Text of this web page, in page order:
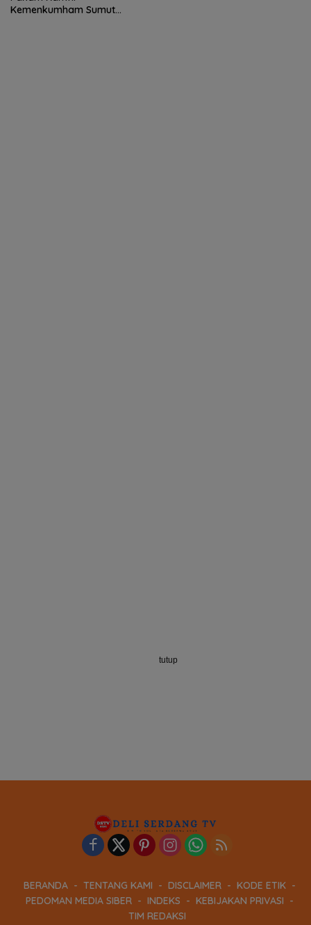
Kemenkumham Sumut
BERANDA TENTANG KAMI DISCLAIMER
KODE ETIK
PEDOMAN MEDIA SIBER
INDEKS
KEBIJAKAN PRIVASI
TIM REDAKSI
tutup